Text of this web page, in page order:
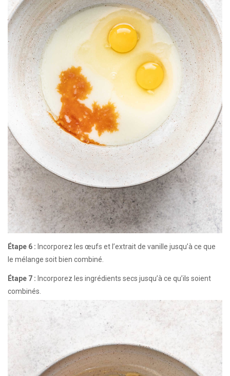
Étape 6 : Incorporez les œufs et l’extrait de vanille jusqu’à ce que
le mélange soit bien combiné.
Étape 7 : Incorporez les ingrédients secs jusqu’à ce qu’ils soient
combinés.